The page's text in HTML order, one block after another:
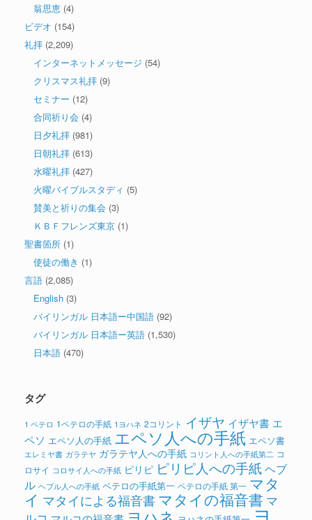
翁思恵 (4)
ビデオ (154)
礼拝 (2,209)
インターネットメッセージ (54)
クリスマス礼拝 (9)
セミナー (12)
合同祈り会 (4)
日夕礼拝 (981)
日朝礼拝 (613)
水曜礼拝 (427)
火曜バイブルスタディ (5)
賛美と祈りの集会 (3)
ＫＢＦフレンズ東京 (1)
聖書箇所 (1)
使徒の働き (1)
言語 (2,085)
English (3)
バイリンガル 日本語ー中国語 (92)
バイリンガル 日本語ー英語 (1,530)
日本語 (470)
タグ
1 ペテロ 1ペテロの手紙 1ヨハネ 2コリント イザヤ イザヤ書 エ
ペソ エペソ人の手紙 エペソ人への手紙 エペソ書
エレミヤ書 ガラテヤ ガラテヤ人への手紙 コリント人への手紙第二 コ
ロサイ コロサイ人への手紙 ピリピ ピリピ人への手紙ヘブ
ル ヘブル人への手紙 ペテロの手紙第一 ペテロの手紙 第一 マタ
イ マタイによる福音書 マタイの福音書 マ
ヨ